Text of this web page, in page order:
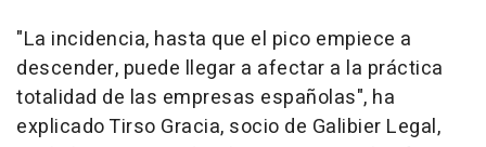
"La incidencia, hasta que el pico empiece a
descender, puede llegar a afectar a la práctica
totalidad de las empresas españolas", ha
explicado Tirso Gracia, socio de Galibier Legal,